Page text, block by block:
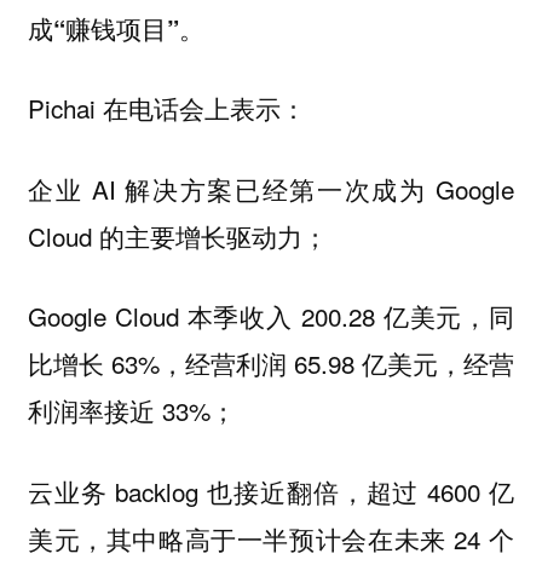
成“赚钱项目”。
Pichai 在电话会上表示：
企业 AI 解决方案已经第一次成为 Google
Cloud 的主要增长驱动力；
Google Cloud 本季收入 200.28 亿美元，同
比增长 63%，经营利润 65.98 亿美元，经营
利润率接近 33%；
云业务 backlog 也接近翻倍，超过 4600 亿
美元，其中略高于一半预计会在未来 24 个